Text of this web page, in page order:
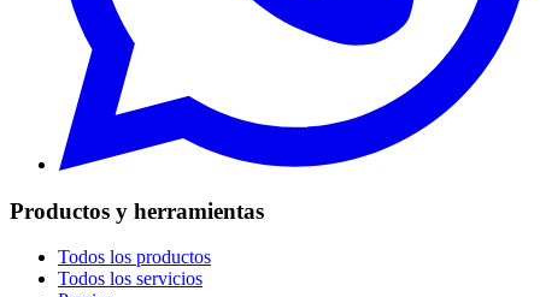
Productos y herramientas
Todos los productos
Todos los servicios